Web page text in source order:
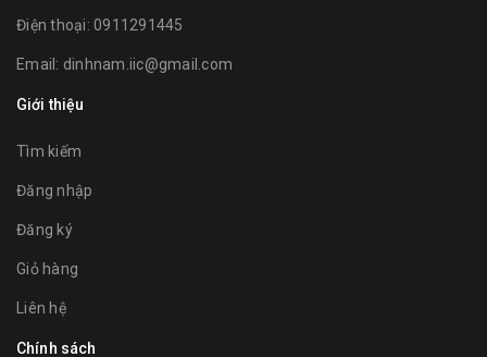
Điện thoại: 0911291445
Email: dinhnam.iic@gmail.com
Giới thiệu
Tìm kiếm
Đăng nhập
Đăng ký
Giỏ hàng
Liên hệ
Chính sách